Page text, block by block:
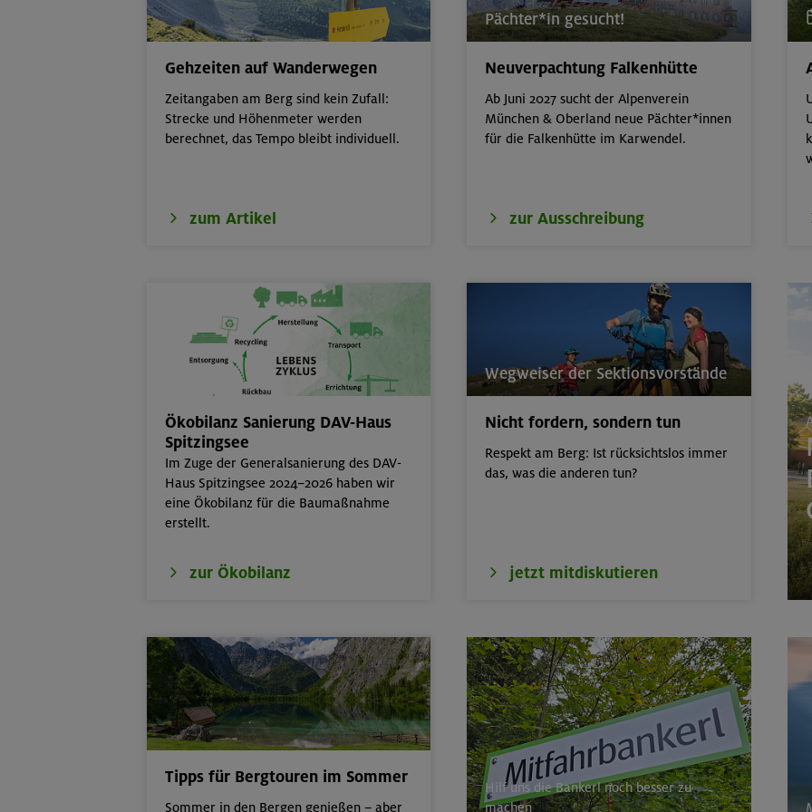
19.08.26 Schnupperkletterkurs indoor München
19.08.26 Fahrtechnik I - Basic - Kompakt
21./22./23.08.26
Kombikurs: Grund- und Aufbaukurs Klettern indoor (3
Termine)
München
Klettertreff indoor München
22.-23.08.26 Berg & Wandern für Einsteiger Kitzbüheler Alpen
22./23.08.26 Bouldern für Einsteiger indoor
22.08.26 Bayerische
22.-24.08.26
Birnhorn 2634 m, Hochzint 2246 m und Dürrkarhorn
Leoganger
22.08.26 MTB-Tour rund um das Demeljoch Karwendel
24.-28.08.26 Kinderkletterkurs für Anfänger im Altmühltal Südlicher
Gehzeiten auf Wanderwegen
Zeitangaben am Berg sind kein Zufall:
Strecke und Höhenmeter werden
berechnet, das Tempo bleibt individuell.
zum Artikel
Pächter*in gesucht!
Neuverpachtung Falkenhütte
Ab Juni 2027 sucht der Alpenverein
München & Oberland neue Pächter*innen
für die Falkenhütte im Karwendel.
zur Ausschreibung
Ökobilanz Sanierung DAV-Haus
Spitzingsee
Im Zuge der Generalsanierung des DAV-
Haus Spitzingsee 2024–2026 haben wir
eine Ökobilanz für die Baumaßnahme
erstellt.
zur Ökobilanz
Wegweiser der Sektionsvorstände
Nicht fordern, sondern tun
Respekt am Berg: Ist rücksichtslos immer
das, was die anderen tun?
jetzt mitdiskutieren
Tipps für Bergtouren im Sommer
Sommer in den Bergen genießen – aber
Hilf uns die Bankerl noch besser zu
machen